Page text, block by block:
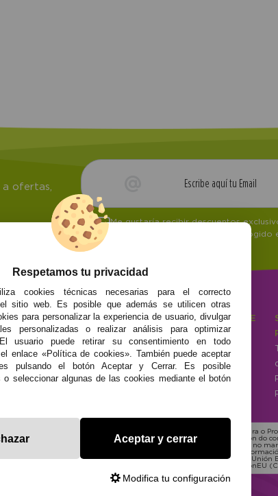
ofertas,
Me gustaría recibir descuentos
baja cuando quiera según lo recogido
NOSOTROS
Quiénes somos
Info
ATENCIÓN AL CLIENTE
Envíos y devoluciones
Formas de pago
Preguntas Frecuentes
Contacto
pola
Plan de Recuperación
y Resiliencia
Subvencións para o
modernización do
Fondo Tecnolóxico, no
recuperación,
finaciado pola Unión
NextGenerationEU
Respetamos tu privacidad
cookies técnicas necesarias para el correcto
sitio web. Es posible que además se utilicen otras
para personalizar la experiencia de usuario, divulgar
personalizadas o realizar análisis para optimizar
usuario puede retirar su consentimiento en todo
enlace «Política de cookies». También puede aceptar
pulsando el botón Aceptar y Cerrar. Es posible
o seleccionar algunas de las cookies mediante el botón
Aceptar y cerrar
Modifica tu configuración